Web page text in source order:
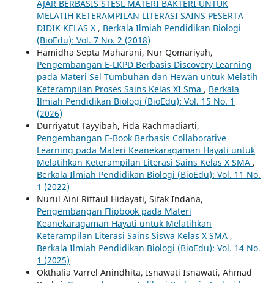
AJAR BERBASIS STESL MATERI BAKTERI UNTUK
MELATIH KETERAMPILAN LITERASI SAINS PESERTA
DIDIK KELAS X , Berkala Ilmiah Pendidikan Biologi
(BioEdu): Vol. 7 No. 2 (2018)
Hamidha Septa Maharani, Nur Qomariyah,
Pengembangan E-LKPD Berbasis Discovery Learning
pada Materi Sel Tumbuhan dan Hewan untuk Melatih
Keterampilan Proses Sains Kelas XI Sma , Berkala
Ilmiah Pendidikan Biologi (BioEdu): Vol. 15 No. 1
(2026)
Durriyatut Tayyibah, Fida Rachmadiarti,
Pengembangan E-Book Berbasis Collaborative
Learning pada Materi Keanekaragaman Hayati untuk
Melatihkan Keterampilan Literasi Sains Kelas X SMA ,
Berkala Ilmiah Pendidikan Biologi (BioEdu): Vol. 11 No.
1 (2022)
Nurul Aini Riftaul Hidayati, Sifak Indana,
Pengembangan Flipbook pada Materi
Keanekaragaman Hayati untuk Melatihkan
Keterampilan Literasi Sains Siswa Kelas X SMA ,
Berkala Ilmiah Pendidikan Biologi (BioEdu): Vol. 14 No.
1 (2025)
Okthalia Varrel Anindhita, Isnawati Isnawati, Ahmad